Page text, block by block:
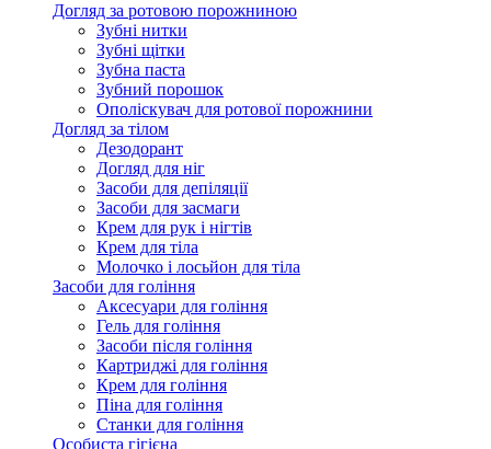
Догляд за ротовою порожниною
Зубні нитки
Зубні щітки
Зубна паста
Зубний порошок
Ополіскувач для ротової порожнини
Догляд за тілом
Дезодорант
Догляд для ніг
Засоби для депіляції
Засоби для засмаги
Крем для рук і нігтів
Крем для тіла
Молочко і лосьйон для тіла
Засоби для гоління
Аксесуари для гоління
Гель для гоління
Засоби після гоління
Картриджі для гоління
Крем для гоління
Піна для гоління
Станки для гоління
Особиста гігієна